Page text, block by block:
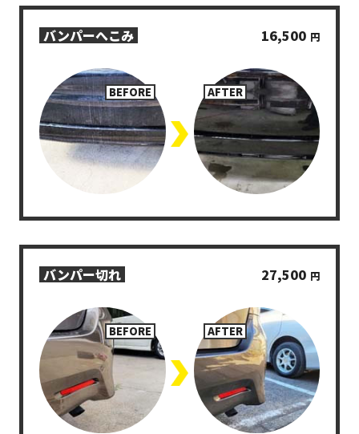
バンパーへこみ 16,500 円
>
バンパー切れ 27,500 円
>